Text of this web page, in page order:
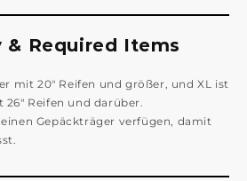
Required Items
mit 20" Reifen und größer, und XL ist
Reifen und darüber.
Gepäckträger verfügen, damit